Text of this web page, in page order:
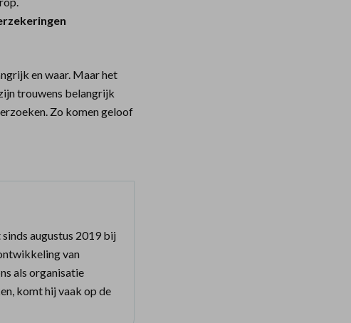
en waar. Maar het
trouwens belangrijk
Zo komen geloof
augustus 2019 bij
van
als organisatie
komt hij vaak op de